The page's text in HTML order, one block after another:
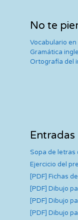
No te
Vocabulario
Gramática
Ortografía del
Entradas
Sopa de letras
Ejercicio del
[PDF] Fichas
[PDF] Dibujo
[PDF] Dibujo
[PDF] Dibujo